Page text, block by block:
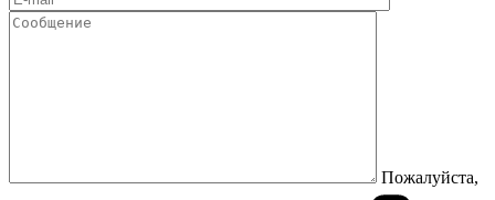
Пожалуйста,